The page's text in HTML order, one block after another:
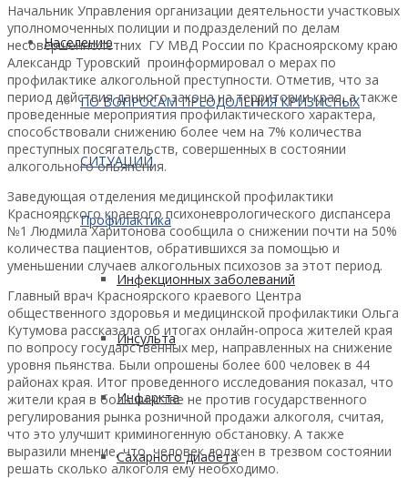
Населению
ПО ВОПРОСАМ ПРЕОДОЛЕНИЯ КРИЗИСНЫХ
СИТУАЦИЙ
Профилактика
Инфекционных заболеваний
Инсульта
Инфаркта
Сахарного диабета
Начальник Управления организации деятельности участковых
уполномоченных полиции и подразделений по делам
несовершеннолетних ГУ МВД России по Красноярскому краю
Александр Туровский проинформировал о мерах по
профилактике алкогольной преступности. Отметив, что за
период действия данного закона на территории края, а также
проведенные мероприятия профилактического характера,
способствовали снижению более чем на 7% количества
преступных посягательств, совершенных в состоянии
алкогольного опьянения.
Заведующая отделения медицинской профилактики
Красноярского краевого психоневрологического диспансера
№1 Людмила Харитонова сообщила о снижении почти на 50%
количества пациентов, обратившихся за помощью и
уменьшении случаев алкогольных психозов за этот период.
Главный врач Красноярского краевого Центра
общественного здоровья и медицинской профилактики Ольга
Кутумова рассказала об итогах онлайн-опроса жителей края
по вопросу государственных мер, направленных на снижение
уровня пьянства. Были опрошены более 600 человек в 44
районах края. Итог проведенного исследования показал, что
жители края в большинстве не против государственного
регулирования рынка розничной продажи алкоголя, считая,
что это улучшит криминогенную обстановку. А также
выразили мнение, что человек должен в трезвом состоянии
решать сколько алкоголя ему необходимо.